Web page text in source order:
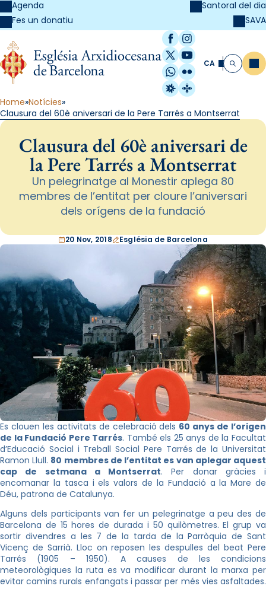
Agenda
Fes un donatiu
Santoral del dia
SAVA
Facebook
Instagram
X / Twitter
YouTube
WhatsApp
Flickr
Radio Estel
Catalunya
CA Cerca
Home Notícies
Clausura del 60è aniversari de la Pere Tarrés a Montserrat
Clausura del 60è aniversari de
la Pere Tarrés a Montserrat
Un pelegrinatge al Monestir aplega 80
membres de l’entitat per cloure l’aniversari
dels orígens de la fundació
20 Nov, 2018 Església de Barcelona
Es clouen les activitats de celebració dels 60 anys de l’origen
de la Fundació Pere Tarrés. També els 25 anys de la Facultat
d’Educació Social i Treball Social Pere Tarrés de la Universitat
Ramon Llull. 80 membres de l’entitat es van aplegar aquest
cap de setmana a Montserrat. Per donar gràcies i
encomanar la tasca i els valors de la Fundació a la Mare de
Déu, patrona de Catalunya.
Alguns dels participants van fer un pelegrinatge a peu des de
Barcelona de 15 hores de durada i 50 quilòmetres. El grup va
sortir divendres a les 7 de la tarda de la Parròquia de Sant
Vicenç de Sarrià. Lloc on reposen les despulles del beat Pere
Tarrés (1905 – 1950). A causes de les condicions
meteorològiques la ruta es va modificar durant la marxa per
evitar camins rurals enfangats i passar per més vies asfaltades.